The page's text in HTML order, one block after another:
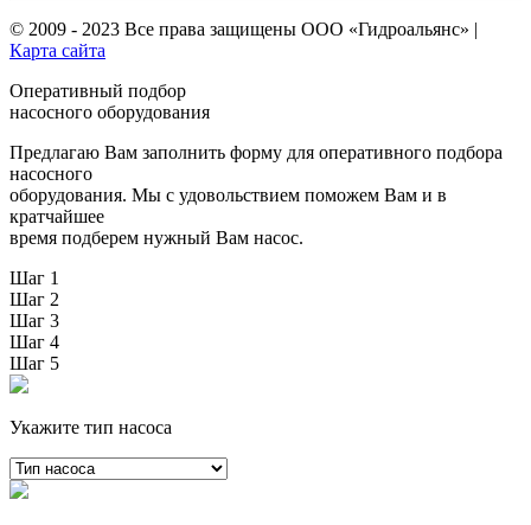
© 2009 - 2023 Все права защищены ООО «Гидроальянс» |
Карта сайта
Оперативный подбор
насосного оборудования
Предлагаю Вам заполнить форму для оперативного подбора
насосного
оборудования. Мы с удовольствием поможем Вам и в
кратчайшее
время подберем нужный Вам насос.
Шаг 1
Шаг 2
Шаг 3
Шаг 4
Шаг 5
Укажите тип насоса